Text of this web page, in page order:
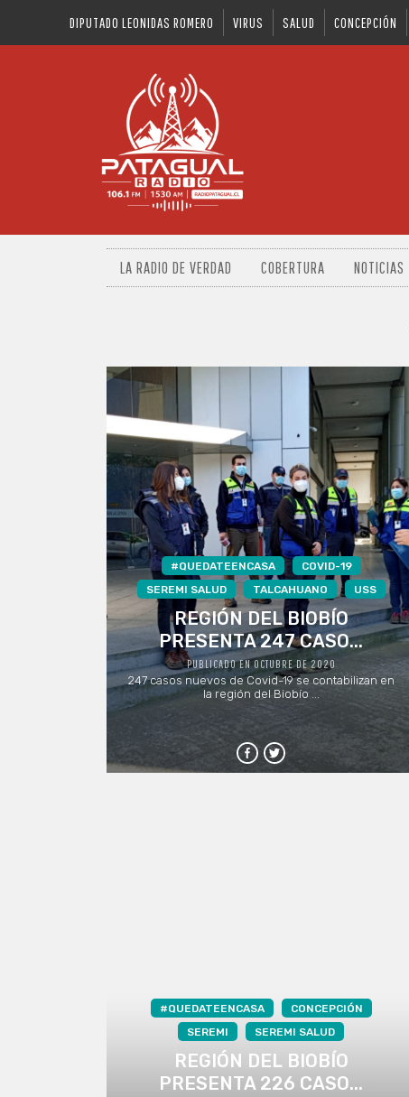
DIPUTADO LEONIDAS ROMERO VIRUS SALUD CONCEPCIÓN
LA RADIO DE VERDAD COBERTURA NOTICIAS
#QUEDATEENCASA
COVID-19
SEREMI SALUD
TALCAHUANO USS
REGIÓN DEL BIOBÍO
PRESENTA 247 CASO...
PUBLICADO EN OCTUBRE DE 2020
247 casos nuevos de Covid-19 se contabilizan en
la región del Biobío ...
#QUEDATEENCASA
CONCEPCIÓN
SEREMI
SEREMI SALUD
REGIÓN DEL BIOBÍO
PRESENTA 226 CASO...